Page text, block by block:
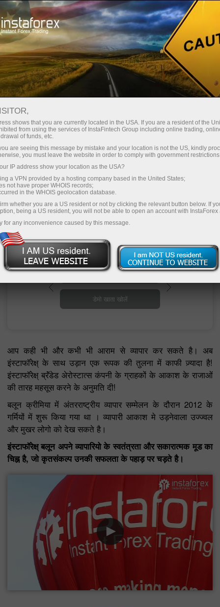
अभियान स्पर्धाएँ InstaForex बैलून
इंस्टाफॉरेक्ष् : सूर्य के लिए पहुँच
2012 के गर्मियों में अंतरराष्ट्रीय व्यापार सम्मेलन में, इंस्टाफॉरेक्ष्
कंपनी इस पर आधिकारिक लोगो के साथ अपने ब्रांडेड अेरोस्टत
का प्रदर्शन किया।
इंस्टाफॉरेक्ष् के साथ व्यापार से दिनचर्या ,परेशानियों और वित्तीय
समस्याओं से उपर जाने का अवसर है और अपने पसंदीदा गतिविधि
में उतर रही है।
ट्रेडिंग खाता खोलें
डेमो खाता खोलें
आप कही भी और कभी भी आराम से व्यापार कर सकते है। अब
इंस्टाफॉरेक्ष् के साथ उड़ान एक रूपक की तुलना में काफी ज़्यादा है!
इंस्टाफॉरेक्ष् ब्रॅंडेड अेरोस्टात्स कंपनी के ग्राहकों के आकाश के राजाओं
की तारह महसूस करने के अनुमति दी!
बलून क्रीमिया में अंतरराष्ट्रीय व्यापार सम्मेलन के दौरान 2012 के
गर्मियों में शुरू किया गया था । व्यापारी आकाश मे उड़नेवाला उज्ज्वल
और मुखर लोगो को देख सकते है।
इंस्टाफॉरेक्ष् बलून अपने व्यापारियो के स्वतंत्रता और सकारात्मक मूड का
चिह्न है, जो कृतसंकल्प उनकी सफलता के पहाड़ पर चड़ते है।
shows that you are currently located in the USA. If you are a resident of the
from using the services of InstaFintech Group including online trading,
of funds, etc.
are seeing this message by mistake and your location is not the US, kindly
you must leave the website in order to comply with government
IP address show your location as the USA?
a VPN provided by a hosting company based in the United States;
not have proper WHOIS records;
in the WHOIS geolocation database.
whether you are a US resident or not by clicking the relevant button below. If
being a US resident, you will not be able to open an account with InstaForex
for any inconvenience caused by this message.